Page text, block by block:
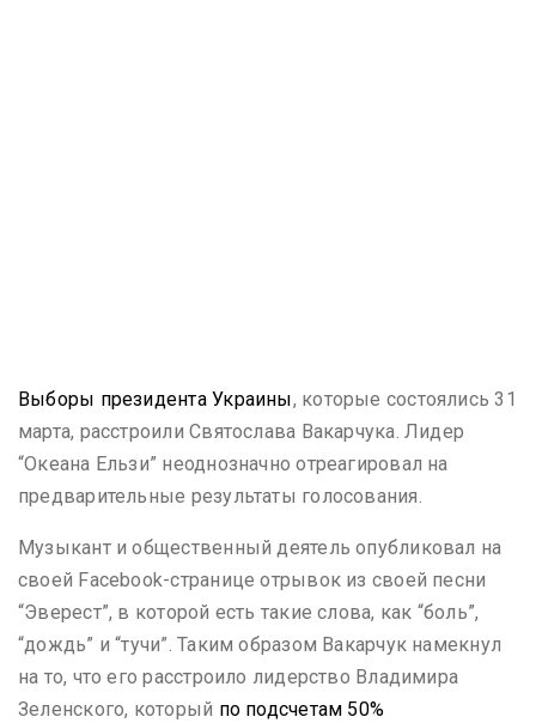
Выборы президента Украины, которые состоялись 31
марта, расстроили Святослава Вакарчука. Лидер
“Океана Ельзи” неоднозначно отреагировал на
предварительные результаты голосования.
Музыкант и общественный деятель опубликовал на
своей Facebook-странице отрывок из своей песни
“Эверест”, в которой есть такие слова, как “боль”,
“дождь” и “тучи”. Таким образом Вакарчук намекнул
на то, что его расстроило лидерство Владимира
Зеленского, который по подсчетам 50%